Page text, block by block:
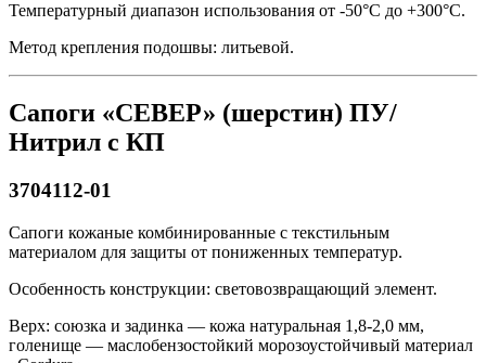
Температурный диапазон использования от -50°С до +300°С.
Метод крепления подошвы: литьевой.
Сапоги «СЕВЕР» (шерстин) ПУ/
Нитрил с КП
3704112-01
Сапоги кожаные комбинированные с текстильным
материалом для защиты от пониженных температур.
Особенность конструкции: световозвращающий элемент.
Верх: союзка и задинка — кожа натуральная 1,8-2,0 мм,
голенище — маслобензостойкий морозоустойчивый материал